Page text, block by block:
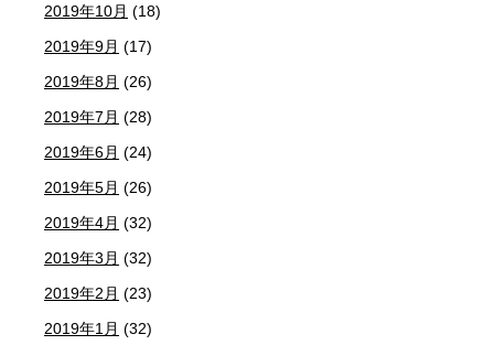
2019年10月 (18)
2019年9月 (17)
2019年8月 (26)
2019年7月 (28)
2019年6月 (24)
2019年5月 (26)
2019年4月 (32)
2019年3月 (32)
2019年2月 (23)
2019年1月 (32)